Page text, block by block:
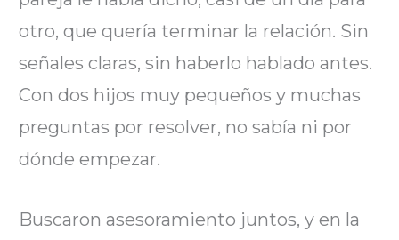
otro, que quería terminar la relación. Sin
señales claras, sin haberlo hablado antes.
Con dos hijos muy pequeños y muchas
preguntas por resolver, no sabía ni por
dónde empezar.
Buscaron asesoramiento juntos, y en la